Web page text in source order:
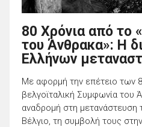
80 Χρόνια από το
του Άνθρακα»: Η
Ελλήνων
Με αφορμή την επέτειο των
βελγοϊταλική Συμφωνία του
αναδρομή στη
Βέλγιο, τη συμβολή τους